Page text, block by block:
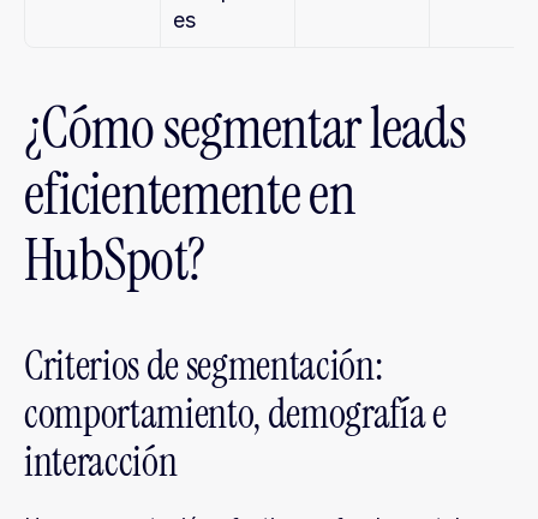
es
¿Cómo segmentar leads
eficientemente en
HubSpot?
Criterios de segmentación:
comportamiento, demografía e
interacción